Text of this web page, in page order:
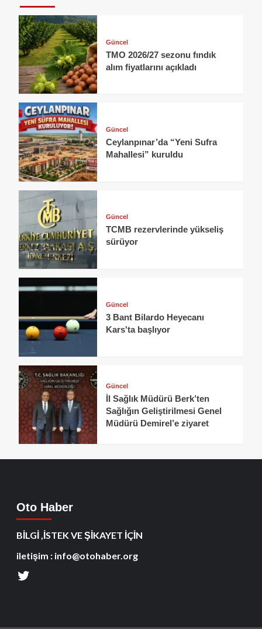
Güncel
TMO 2026/27 sezonu fındık
alım fiyatlarını açıkladı
Güncel
Ceylanpınar’da “Yeni Sufra
Mahallesi” kuruldu
Güncel
TCMB rezervlerinde yükseliş
sürüyor
Güncel
3 Bant Bilardo Heyecanı
Kars'ta başlıyor
Güncel
İl Sağlık Müdürü Berk’ten
Sağlığın Geliştirilmesi Genel
Müdürü Demirel’e ziyaret
Oto Haber
BİLGİ ,İSTEK VE ŞİKAYET İÇİN
iletişim : info@otohaber.org